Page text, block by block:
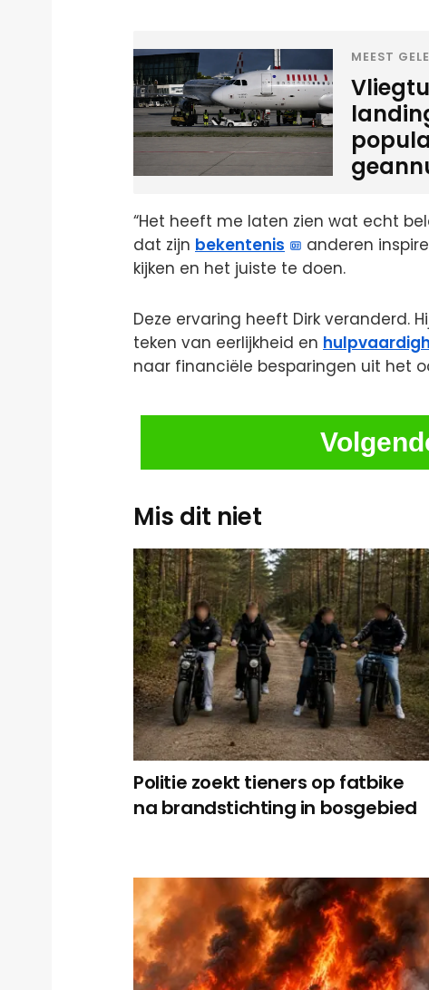
MEEST
“Het heeft me laten zien wat echt
dat zijn bekentenis
anderen
kijken en het juiste te doen.
Deze ervaring heeft Dirk veranderd.
teken van eerlijkheid en
naar financiële besparingen uit het
Mis dit niet
Politie zoekt tieners op fatbike
na brandstichting in bosgebied